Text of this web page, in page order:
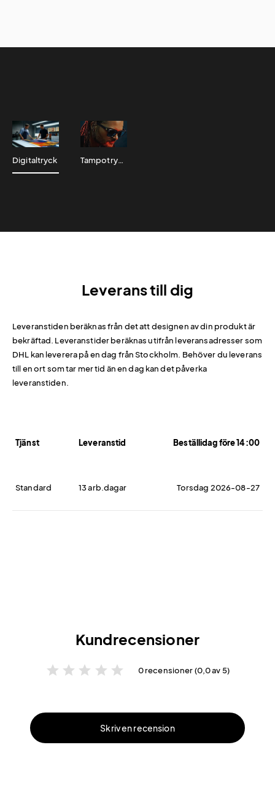
Digitaltryck Tampotryck
Leverans till dig
Leveranstiden beräknas från det att designen av din produkt är
bekräftad. Leveranstider beräknas utifrån leveransadresser som
DHL kan leverera på en dag från Stockholm. Behöver du leverans
till en ort som tar mer tid än en dag kan det påverka
leveranstiden.
Tjänst Leveranstid Beställidag före 14:00
Standard 13 arb.dagar Torsdag 2026-08-27
Kundrecensioner
star star star star star 0 recensioner (0,0 av 5)
Skriv en recension